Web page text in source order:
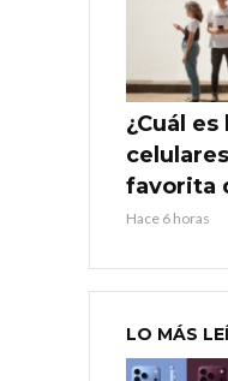
¿Cuál
favorita
Hace 6 horas
LO MÁS